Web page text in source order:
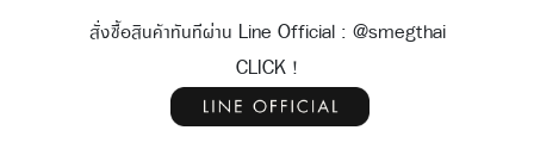
สั่งซื้อสินค้าทันทีผ่าน Line Official : @smegthai
CLICK !